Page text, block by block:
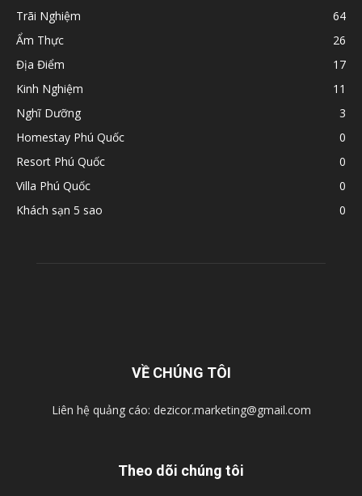
Trãi Nghiệm
64
Ẩm Thực
26
Địa Điểm
17
Kinh Nghiệm
11
Nghĩ Dưỡng
3
Homestay Phú Quốc
0
Resort Phú Quốc
0
Villa Phú Quốc
0
Khách sạn 5 sao
0
VỀ CHÚNG TÔI
Liên hệ quảng cáo: dezicor.marketing@gmail.com
Theo dõi chúng tôi